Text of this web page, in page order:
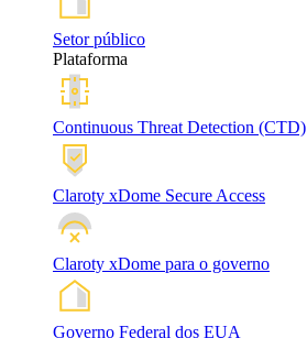
Setor público
Plataforma
Continuous Threat Detection (CTD)
Claroty xDome Secure Access
Claroty xDome para o governo
Governo Federal dos EUA